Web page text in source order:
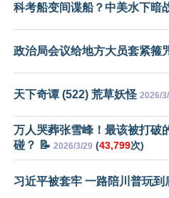
科考船变间谍船？中美水下暗
政治局会议给地方大员套紧箍
天下奇谭 (522) 荒草妖怪 2026/
万人哭葬张雪峰！最该被打破
碰？ 📝 2026/3/29 (43,799次)
习近平被套牢 一路陪川普玩到